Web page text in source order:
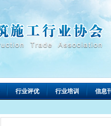
行业评优 行业培训 信息